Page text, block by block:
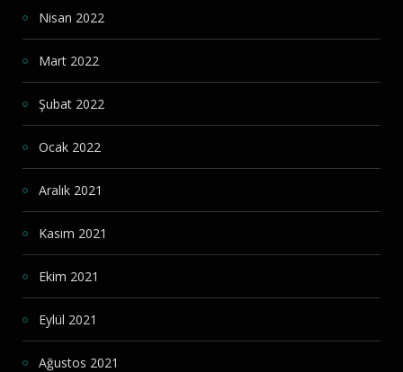
Nisan 2022
Mart 2022
Şubat 2022
Ocak 2022
Aralık 2021
Kasım 2021
Ekim 2021
Eylül 2021
Ağustos 2021